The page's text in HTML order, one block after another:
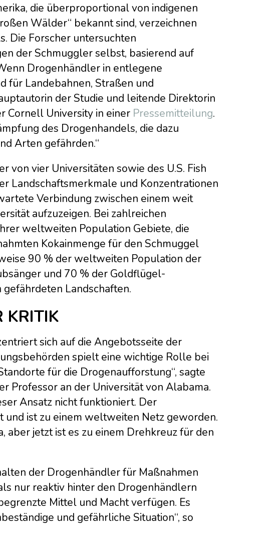
die überproportional von indigenen
Wälder“ bekannt sind, verzeichnen
Die Forscher untersuchten
der Schmuggler selbst, basierend auf
Drogenhändler in entlegene
für Landebahnen, Straßen und
der Studie und leitende Direktorin
Cornell University in einer Pressemitteilung.
des Drogenhandels, die dazu
Arten gefährden.“
von vier Universitäten sowie des U.S. Fish
Landschaftsmerkmale und Konzentrationen
Verbindung zwischen einem weit
aufzuzeigen. Bei zahlreichen
weltweiten Population Gebiete, die
Kokainmenge für den Schmuggel
90 % der weltweiten Population der
und 70 % der Goldflügel-
Landschaften.
KRITIK
sich auf die Angebotsseite der
spielt eine wichtige Rolle bei
für die Drogenaufforstung“, sagte
Professor an der Universität von Alabama.
Ansatz nicht funktioniert. Der
und ist zu einem weltweiten Netz geworden.
aber jetzt ist es zu einem Drehkreuz für den
der Drogenhändler für Maßnahmen
nur reaktiv hinter den Drogenhändlern
Mittel und Macht verfügen. Es
und gefährliche Situation“, so